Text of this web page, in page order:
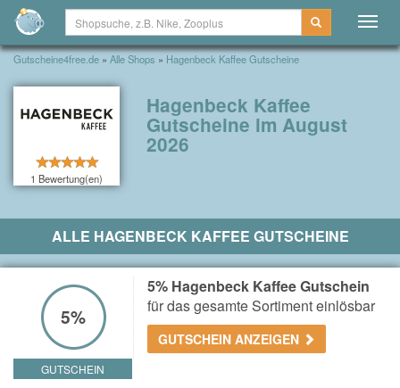
Gutscheine4free.de » Alle Shops » Hagenbeck Kaffee Gutscheine
1 Bewertung(en)
Hagenbeck Kaffee
Gutscheine im August
2026
ALLE HAGENBECK KAFFEE GUTSCHEINE
5%
GUTSCHEIN
5% Hagenbeck Kaffee Gutschein
für das gesamte Sortiment einlösbar
GUTSCHEIN ANZEIGEN